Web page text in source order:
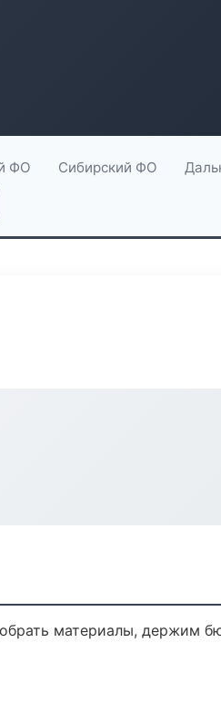
ФО Сибирский ФО
материалы, держим